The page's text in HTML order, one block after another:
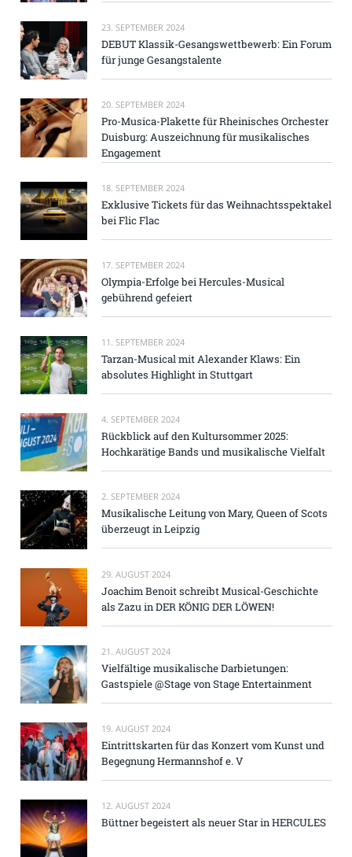
23. SEPTEMBER 2024
DEBUT Klassik-Gesangswettbewerb: Ein Forum
für junge Gesangstalente
20. SEPTEMBER 2024
Pro-Musica-Plakette für Rheinisches Orchester
Duisburg: Auszeichnung für musikalisches
Engagement
18. SEPTEMBER 2024
Exklusive Tickets für das Weihnachtsspektakel
bei Flic Flac
17. SEPTEMBER 2024
Olympia-Erfolge bei Hercules-Musical
gebührend gefeiert
11. SEPTEMBER 2024
Tarzan-Musical mit Alexander Klaws: Ein
absolutes Highlight in Stuttgart
4. SEPTEMBER 2024
Rückblick auf den Kultursommer 2025:
Hochkarätige Bands und musikalische Vielfalt
2. SEPTEMBER 2024
Musikalische Leitung von Mary, Queen of Scots
überzeugt in Leipzig
29. AUGUST 2024
Joachim Benoit schreibt Musical-Geschichte
als Zazu in DER KÖNIG DER LÖWEN!
21. AUGUST 2024
Vielfältige musikalische Darbietungen:
Gastspiele @Stage von Stage Entertainment
19. AUGUST 2024
Eintrittskarten für das Konzert vom Kunst und
Begegnung Hermannshof e. V
12. AUGUST 2024
Büttner begeistert als neuer Star in HERCULES